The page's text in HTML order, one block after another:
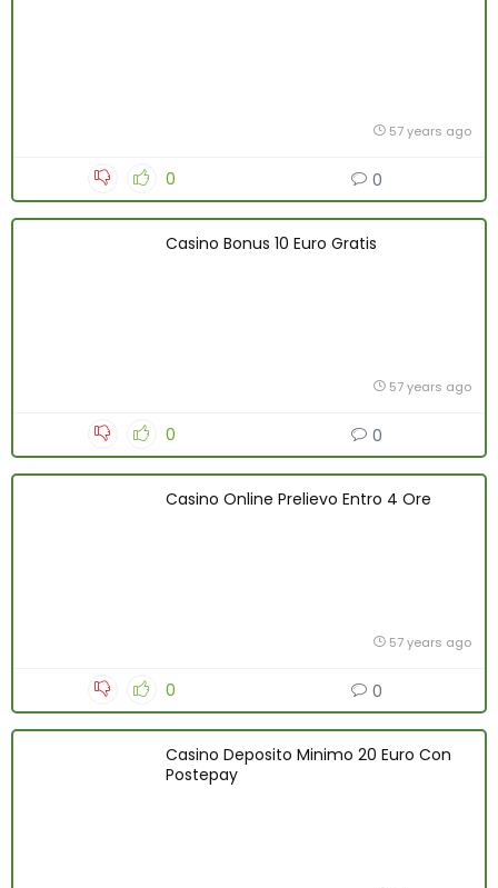
57 years ago
0 0
Casino Bonus 10 Euro Gratis
57 years ago
0 0
Casino Online Prelievo Entro 4 Ore
57 years ago
0 0
Casino Deposito Minimo 20 Euro Con
Postepay